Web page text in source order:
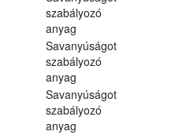
szabályozó
anyag
Savanyúságot
szabályozó
anyag
Savanyúságot
szabályozó
anyag